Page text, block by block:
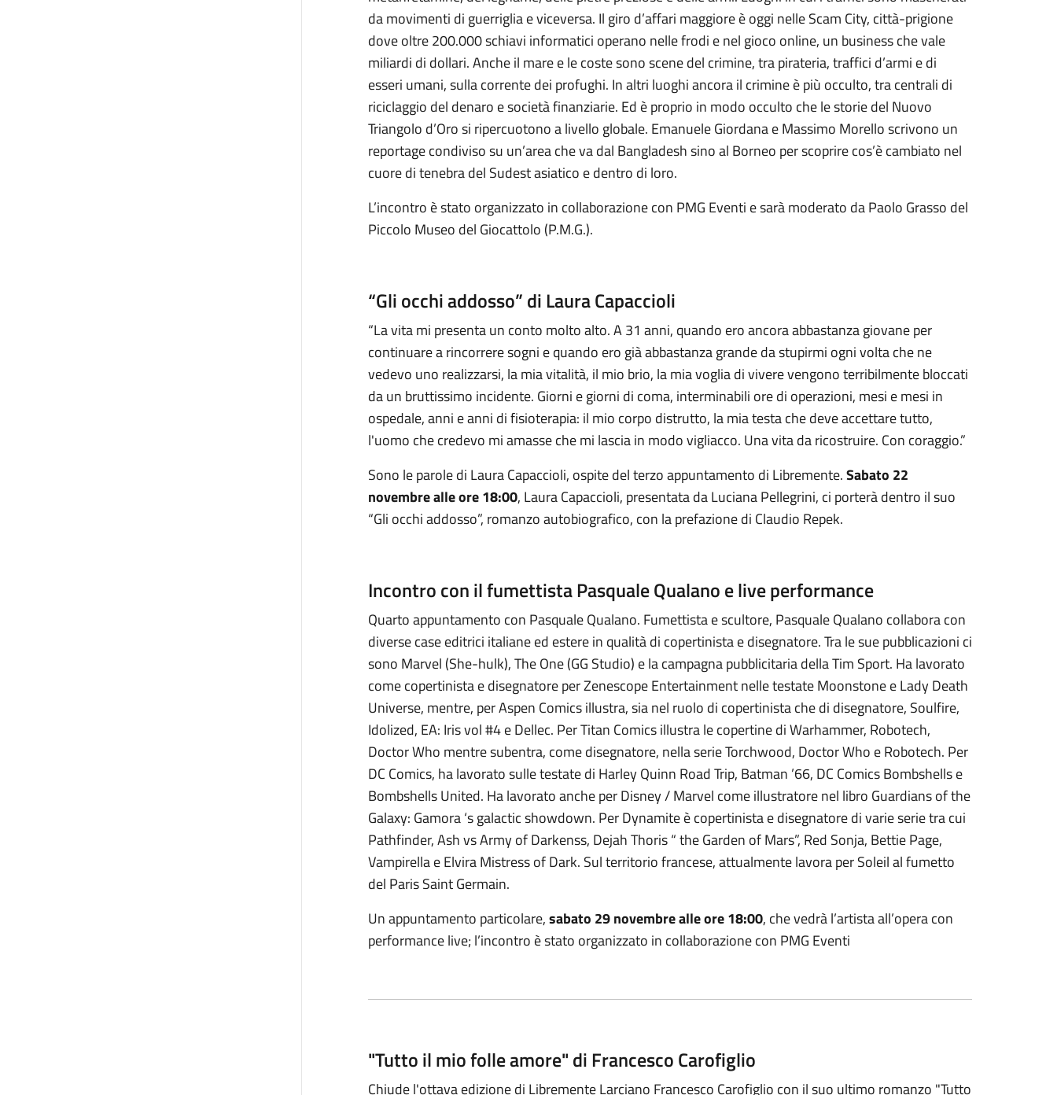
da movimenti di guerriglia e viceversa. Il giro d’affari maggiore è oggi nelle Scam City, città-prigione
dove oltre 200.000 schiavi informatici operano nelle frodi e nel gioco online, un business che vale
miliardi di dollari. Anche il mare e le coste sono scene del crimine, tra pirateria, traffici d’armi e di
esseri umani, sulla corrente dei profughi. In altri luoghi ancora il crimine è più occulto, tra centrali di
riciclaggio del denaro e società finanziarie. Ed è proprio in modo occulto che le storie del Nuovo
Triangolo d’Oro si ripercuotono a livello globale. Emanuele Giordana e Massimo Morello scrivono un
reportage condiviso su un’area che va dal Bangladesh sino al Borneo per scoprire cos’è cambiato nel
cuore di tenebra del Sudest asiatico e dentro di loro.
L’incontro è stato organizzato in collaborazione con PMG Eventi e sarà moderato da Paolo Grasso del
Piccolo Museo del Giocattolo (P.M.G.).
“Gli occhi addosso” di Laura Capaccioli
“La vita mi presenta un conto molto alto. A 31 anni, quando ero ancora abbastanza giovane per
continuare a rincorrere sogni e quando ero già abbastanza grande da stupirmi ogni volta che ne
vedevo uno realizzarsi, la mia vitalità, il mio brio, la mia voglia di vivere vengono terribilmente bloccati
da un bruttissimo incidente. Giorni e giorni di coma, interminabili ore di operazioni, mesi e mesi in
ospedale, anni e anni di fisioterapia: il mio corpo distrutto, la mia testa che deve accettare tutto,
l'uomo che credevo mi amasse che mi lascia in modo vigliacco. Una vita da ricostruire. Con coraggio.”
Sono le parole di Laura Capaccioli, ospite del terzo appuntamento di Libremente.Sabato 22
novembre alle ore 18:00, Laura Capaccioli, presentata da Luciana Pellegrini, ci porterà dentro il suo
“Gli occhi addosso”, romanzo autobiografico, con la prefazione di Claudio Repek.
Incontro con il fumettista Pasquale Qualano e live performance
Quarto appuntamento con Pasquale Qualano. Fumettista e scultore, Pasquale Qualano collabora con
diverse case editrici italiane ed estere in qualità di copertinista e disegnatore. Tra le sue pubblicazioni ci
sono Marvel (She-hulk), The One (GG Studio) e la campagna pubblicitaria della Tim Sport. Ha lavorato
come copertinista e disegnatore per Zenescope Entertainment nelle testate Moonstone e Lady Death
Universe, mentre, per Aspen Comics illustra, sia nel ruolo di copertinista che di disegnatore, Soulfire,
Idolized, EA: Iris vol #4 e Dellec. Per Titan Comics illustra le copertine di Warhammer, Robotech,
Doctor Who mentre subentra, come disegnatore, nella serie Torchwood, Doctor Who e Robotech. Per
DC Comics, ha lavorato sulle testate di Harley Quinn Road Trip, Batman ’66, DC Comics Bombshells e
Bombshells United. Ha lavorato anche per Disney / Marvel come illustratore nel libro Guardians of the
Galaxy: Gamora ‘s galactic showdown. Per Dynamite è copertinista e disegnatore di varie serie tra cui
Pathfinder, Ash vs Army of Darkenss, Dejah Thoris “ the Garden of Mars”, Red Sonja, Bettie Page,
Vampirella e Elvira Mistress of Dark. Sul territorio francese, attualmente lavora per Soleil al fumetto
del Paris Saint Germain.
Un appuntamento particolare,sabato 29 novembre alle ore 18:00, che vedrà l’artista all’opera con
performance live; l’incontro è stato organizzato in collaborazione con PMG Eventi
"Tutto il mio folle amore" di Francesco Carofiglio
Chiude l'ottava edizione di Libremente Larciano Francesco Carofiglio con il suo ultimo romanzo "Tutto